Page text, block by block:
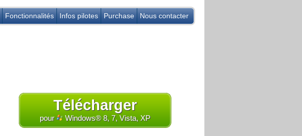
Fonctionnalités Infos pilotes Purchase Nous contacter
Télécharger
pour Windows® 8, 7, Vista, XP